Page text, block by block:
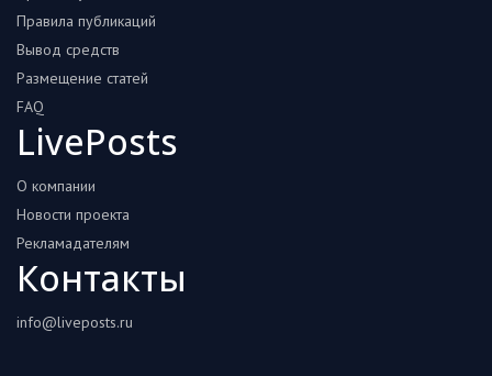
Правила публикаций
Вывод средств
Размещение статей
FAQ
LivePosts
О компании
Новости проекта
Рекламадателям
Контакты
info@liveposts.ru